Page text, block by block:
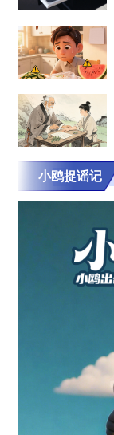
小鸥捉谣记